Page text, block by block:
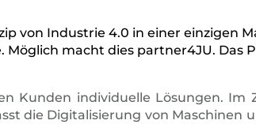
von Industrie 4.0 in einer einzigen
macht dies partner4JU.
Kunden individuelle Lösungen.
die Digitalisierung von